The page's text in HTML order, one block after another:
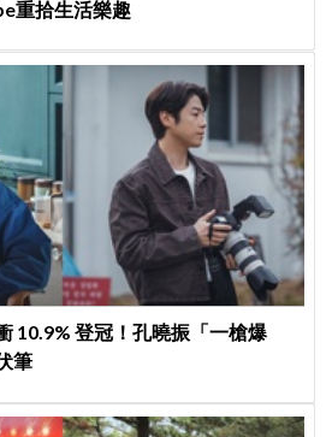
重拾生活樂趣
10.9% 登冠！孔曉振「一槍爆
筆